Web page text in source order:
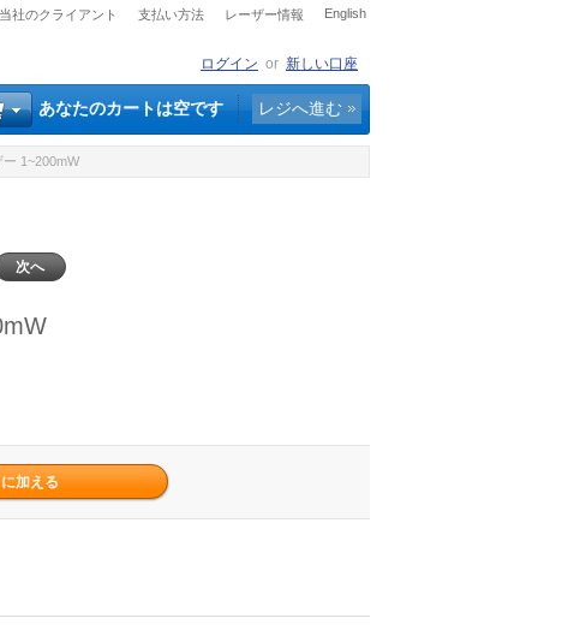
当社のクライアント 支払い方法 レーザー情報 English
ログイン or 新しい口座
あなたのカートは空です レジへ進む
1~200mW
次へ